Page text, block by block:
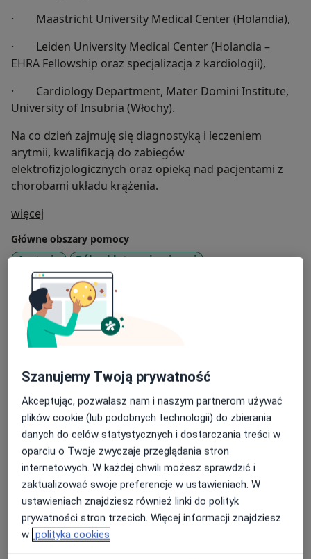
· Maastricht University Medical Center (Holandia),
· Leiden University Medical Center (Holandia –
EHRA Fellowship oraz specjalizacja z kardiologii),
· Cardiology Department, Mater Domini Institute,
University of Insubria (Włochy).
Na co dzień zajmuję się diagnostyką i leczeniem
arytmii, kwalifikacją do zabiegów
elektrofizjologicznych oraz opieką nad pacjentami z
chorobami układu krążenia.
więcej
Główne obszary pomocy
Arytmia
Ból w klatce piersiowej
Choroba niedokrwienna serca
Choroby serca
+8 a11y_sr_more_diseases
Pacjenci których przyjmuję
Dorośli (Tylko pod niektórymi adresami)
Rodzaje konsultacji
StacjonarneZobacz lokalizacje (2)
Zdjęcia i filmy
Szanujemy Twoją prywatność
Akceptując, pozwalasz nam i naszym partnerom używać
plików cookie (lub podobnych technologii) do zbierania
danych do celów statystycznych i dostarczania treści w
oparciu o Twoje zwyczaje przeglądania stron
internetowych. W każdej chwili możesz sprawdzić i
zaktualizować swoje preferencje w ustawieniach. W
ustawieniach znajdziesz również linki do polityk
prywatności stron trzecich. Więcej informacji znajdziesz
w polityka cookies